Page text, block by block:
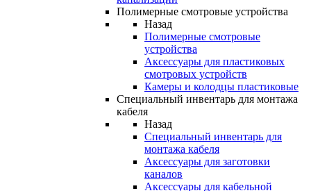
Полимерные смотровые устройства
Назад
Полимерные смотровые
устройства
Аксессуары для пластиковых
смотровых устройств
Камеры и колодцы пластиковые
Специальный инвентарь для монтажа
кабеля
Назад
Специальный инвентарь для
монтажа кабеля
Аксессуары для заготовки
каналов
Аксессуары для кабельной